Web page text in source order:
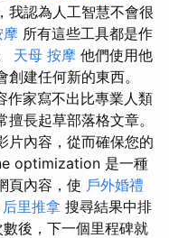
我認為人工智慧不會很
摩 所有這些工具都是作
天母 按摩 他們使用他
建任何新的東西。
作家寫不出比專業人類
長起草部落格文章。
片內容，從而確保您的
optimization 是一種
頁內容，使 戶外婚禮
后里推拿 搜尋結果中排
後，下一個里程碑就